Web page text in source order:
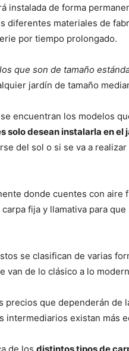
instalada de forma
diferentes materiales de
por tiempo prolongado.
que son de tamaño
jardín de tamaño
encuentran los modelos
solo desean instalarla en el
del sol o si se va a
donde cuentes con aire
fija y llamativa para
se clasifican de varias
van de lo clásico a lo
precios que dependerán de
intermediarios existan más